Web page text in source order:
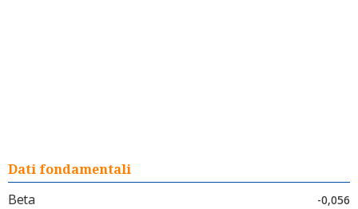
Dati fondamentali
Beta
-0,056